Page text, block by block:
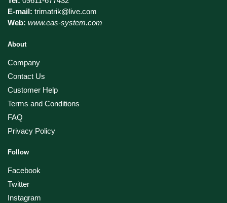
E-mail: trimatrik@live.com
Web: www.eas-system.com
About
Company
Contact Us
Customer Help
Terms and Conditions
FAQ
Privacy Policy
Follow
Facebook
Twitter
Instagram